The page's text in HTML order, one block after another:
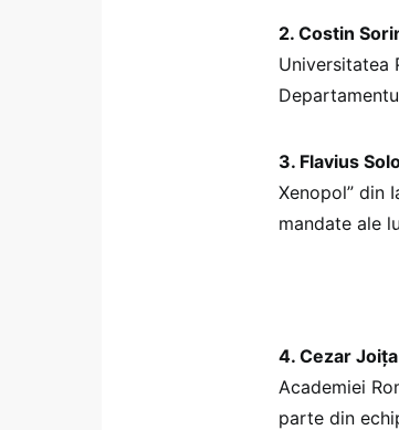
2. Costin
Universitatea
3. Flavius
Xenopol” din
mandate ale
4. Cezar Joița
Academiei
parte din